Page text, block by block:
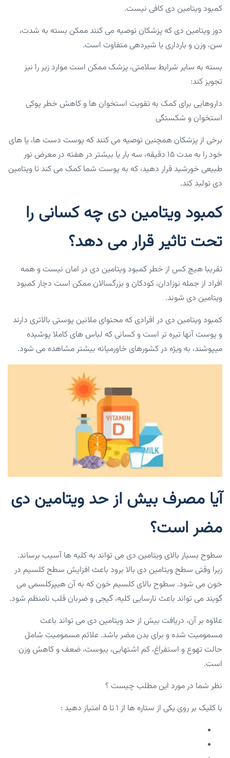
کمبود ویتامین دی کافی نیست.
دوز ویتامین دی که پزشکان توصیه می کنند ممکن بسته به شدت،
سن، وزن و بارداری یا شیردهی متفاوت است.
بسته به سایر شرایط سلامتی، پزشک ممکن است موارد زیر را نیز
تجویز کند:
داروهایی برای کمک به تقویت استخوان ها و کاهش خطر پوکی
استخوان و شکستگی
برخی از پزشکان همچنین توصیه می‌ کنند که پوست دست ‌ها، پا های
خود را به مدت ۱۵ دقیقه، سه بار یا بیشتر در هفته در معرض نور
طبیعی خورشید قرار دهید، که به پوست شما کمک می‌ کند تا ویتامین
دی تولید کند.
کمبود ویتامین دی چه کسانی را
تحت تاثیر قرار می دهد؟
تقریبا هیچ کس از خطر کمبود ویتامین دی در امان نیست و همه
افراد از جمله نوزادان، کودکان و بزرگسالان ممکن است دچار کمبود
ویتامین دی شوند.
کمبود ویتامین دی در افرادی که محتوای ملانین پوستی بالاتری دارند
و پوست آنها تیره تر است و کسانی که لباس های کاملا پوشیده
میپوشند، به ویژه در کشورهای خاورمیانه بیشتر مشاهده می شود.
آیا مصرف بیش از حد ویتامین دی
مضر است؟
سطوح بسیار بالای ویتامین دی می تواند به کلیه ها آسیب برساند.
زیرا وقتی سطح ویتامین دی بالا برود باعث افزایش سطح کلسیم در
خون می شود. سطوح بالای کلسیم خون که به آن هیپرکلسمی می
گویند می تواند باعث نارسایی کلیه، گیجی و ضربان قلب نامنظم شود.
علاوه بر آن، دریافت بیش از حد ویتامین دی می تواند باعث
مسمومیت شده و برای بدن مضر باشد. علائم مسمومیت شامل
حالت تهوع و استفراغ، کم اشتهایی، یبوست، ضعف و کاهش وزن
است.
نظر شما در مورد این مطلب چیست ؟
با کلیک بر روی یکی از ستاره ها از ۱ تا ۵ امتیاز دهید :